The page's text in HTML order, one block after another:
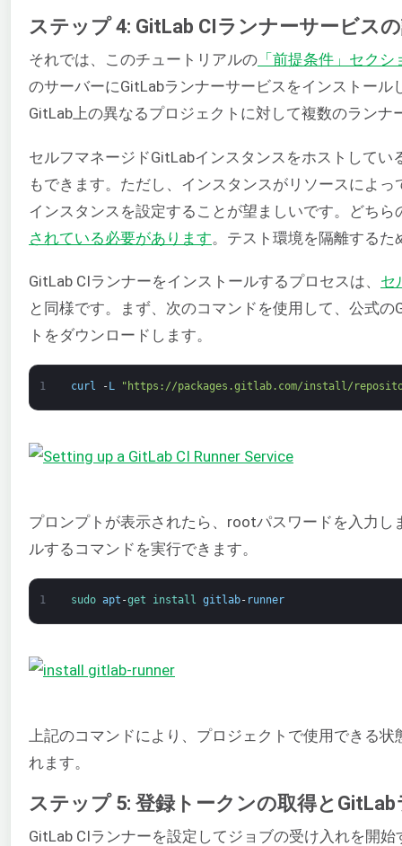
ステップ 4: GitLab CIランナーサービス
それでは、このチュートリアルの 「前提条件」セクシ
のサーバーにGitLabランナーサービスをインストー
GitLab上の異なるプロジェクトに対して複数のラン
セルフマネージドGitLabインスタンスをホストして
もできます。ただし、インスタンスがリソースによ
インスタンスを設定することが望ましいです。どち
されている必要があります。テスト環境を隔離するた
GitLab CIランナーをインストールするプロセスは、 セ
と同様です。まず、次のコマンドを使用して、公式
トをダウンロードします。
1 curl - L "https://packages.gitlab.com/install/
プロンプトが表示されたら、rootパスワードを入力
ルするコマンドを実行できます。
1 sudo apt -get install gitlab- runner
上記のコマンドにより、プロジェクトで使用できる
れます。
ステップ 5: 登録トークンの取得と
GitLab CIランナーを設定してジョブの受け入れを開